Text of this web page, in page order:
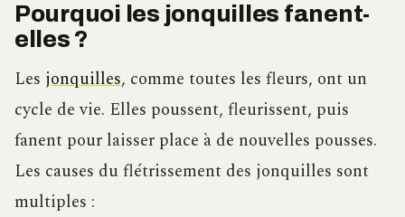
Pourquoi les jonquilles fanent-
elles ?
Les jonquilles, comme toutes les fleurs, ont un
cycle de vie. Elles poussent, fleurissent, puis
fanent pour laisser place à de nouvelles pousses.
Les causes du flétrissement des jonquilles sont
multiples :